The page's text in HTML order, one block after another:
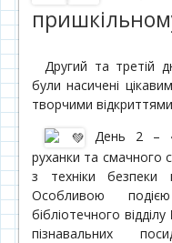
Другий та третій
були насичені
творчими
День 2 –
руханки та смачного
з техніки безпеки
Особливою
бібліотечного
пізнавальних